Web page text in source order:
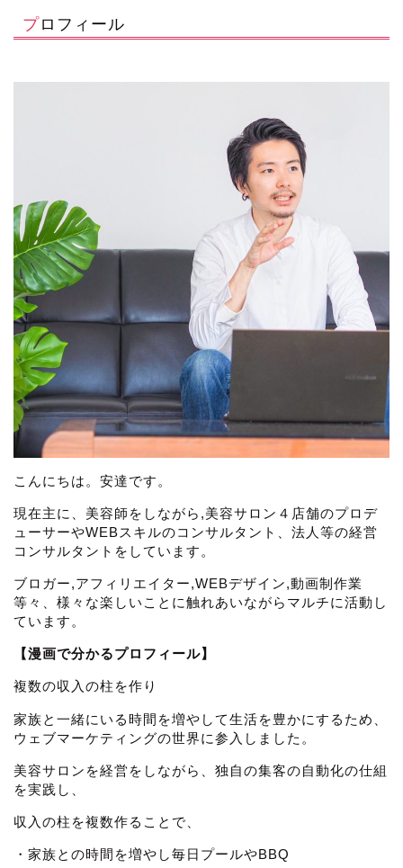
プロフィール
こんにちは。安達です。
現在主に、美容師をしながら,美容サロン４店舗のプロデ
ューサーやWEBスキルのコンサルタント、法人等の経営
コンサルタントをしています。
ブロガー,アフィリエイター,WEBデザイン,動画制作業
等々、様々な楽しいことに触れあいながらマルチに活動し
ています。
【漫画で分かるプロフィール】
複数の収入の柱を作り
家族と一緒にいる時間を増やして生活を豊かにするため、
ウェブマーケティングの世界に参入しました。
美容サロンを経営をしながら、独自の集客の自動化の仕組
を実践し、
収入の柱を複数作ることで、
・家族との時間を増やし毎日プールやBBQ